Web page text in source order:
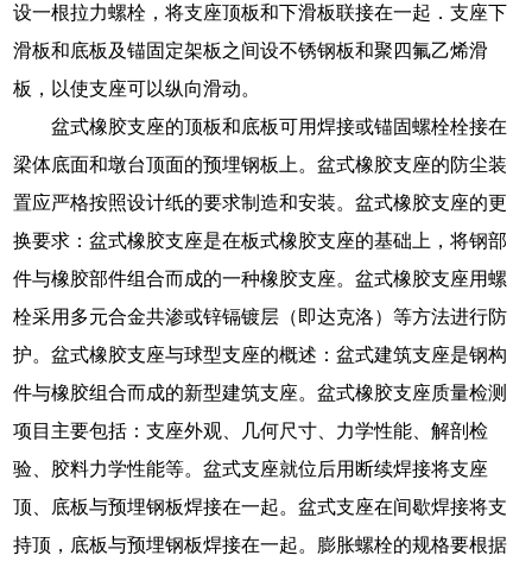
设一根拉力螺栓，将支座顶板和下滑板联接在一起．支座下
滑板和底板及锚固定架板之间设不锈钢板和聚四氟乙烯滑
板，以使支座可以纵向滑动。
盆式橡胶支座的顶板和底板可用焊接或锚固螺栓栓接在
梁体底面和墩台顶面的预埋钢板上。盆式橡胶支座的防尘装
置应严格按照设计纸的要求制造和安装。盆式橡胶支座的更
换要求：盆式橡胶支座是在板式橡胶支座的基础上，将钢部
件与橡胶部件组合而成的一种橡胶支座。盆式橡胶支座用螺
栓采用多元合金共渗或锌镉镀层（即达克洛）等方法进行防
护。盆式橡胶支座与球型支座的概述：盆式建筑支座是钢构
件与橡胶组合而成的新型建筑支座。盆式橡胶支座质量检测
项目主要包括：支座外观、几何尺寸、力学性能、解剖检
验、胶料力学性能等。盆式支座就位后用断续焊接将支座
顶、底板与预埋钢板焊接在一起。盆式支座在间歇焊接将支
持顶，底板与预埋钢板焊接在一起。膨胀螺栓的规格要根据